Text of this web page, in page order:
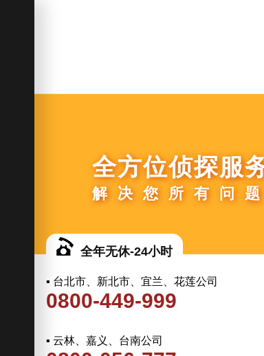
全方位侦探服
解决您所有问题
全年无休-24小时
▪ 台北市、新北市、宜兰、花莲公司
0800-449-999
▪ 云林、嘉义、台南公司